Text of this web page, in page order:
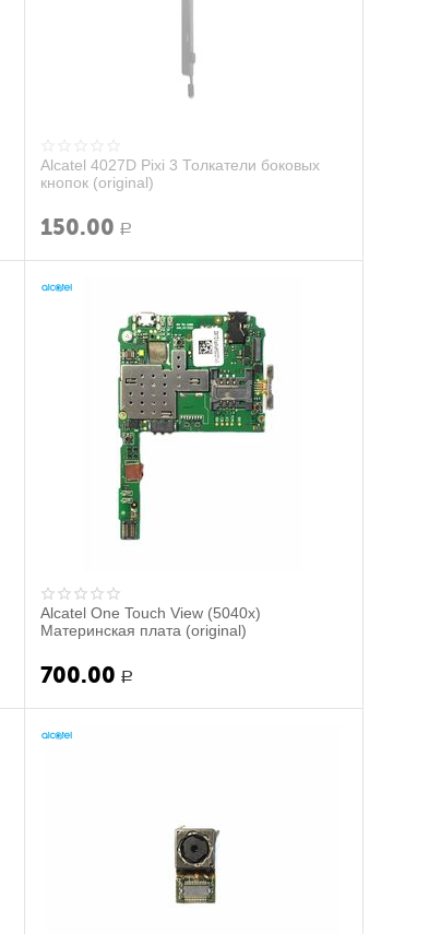
Alcatel 4027D Pixi 3 Толкатели боковых
кнопок (original)
150.00 Р
Alcatel One Touch View (5040x)
Материнская плата (original)
700.00 Р